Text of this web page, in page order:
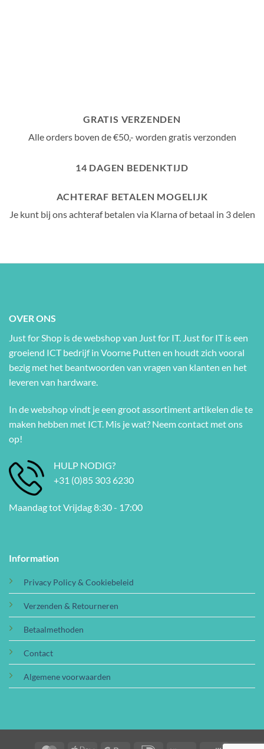
GRATIS VERZENDEN
Alle orders boven de €50,- worden gratis verzonden
14 DAGEN BEDENKTIJD
ACHTERAF BETALEN MOGELIJK
Je kunt bij ons achteraf betalen via Klarna of betaal in 3 delen
OVER ONS
Just for Shop is de webshop van Just for IT. Just for IT is een
groeiend ICT bedrijf in Voorne Putten en houdt zich vooral
bezig met het beantwoorden van vragen van klanten en het
leveren van hardware.
In de webshop vindt je een groot assortiment artikelen die te
maken hebben met ICT. Mis je wat? Neem contact met ons
op!
HULP NODIG?
+31 (0)85 303 6230
Maandag tot Vrijdag 8:30 - 17:00
Information
Privacy Policy & Cookiebeleid
Verzenden & Retourneren
Betaalmethoden
Contact
Algemene voorwaarden